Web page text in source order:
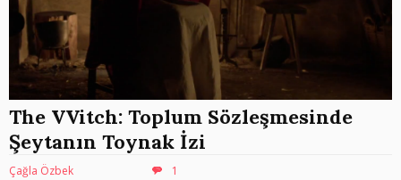
The VVitch: Toplum Sözleşmesinde
Şeytanın Toynak İzi
Çağla Özbek 1